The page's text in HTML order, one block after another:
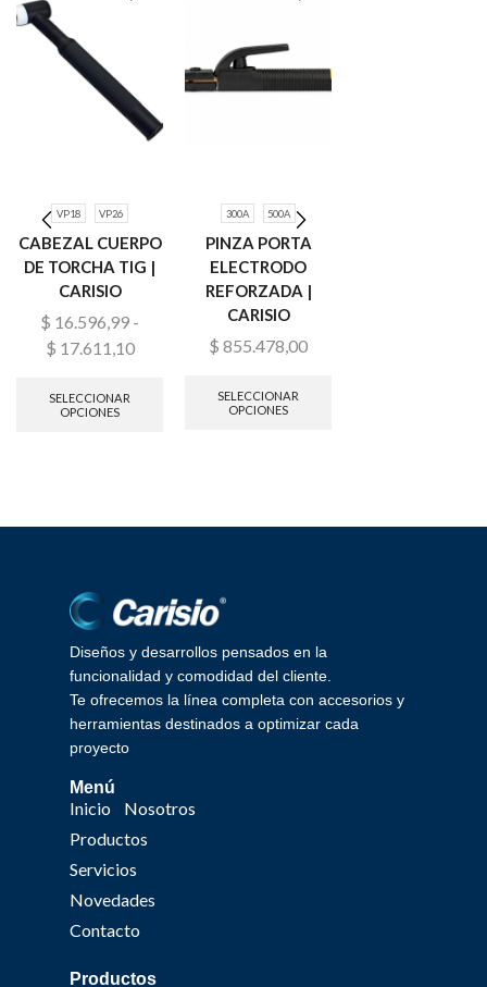
VP18 VP26
CABEZAL CUERPO
DE TORCHA TIG |
CARISIO
$ 16.596,99 -
$ 17.611,10
SELECCIONAR
OPCIONES
300A 500A
PINZA PORTA
ELECTRODO
REFORZADA |
CARISIO
$ 855.478,00
SELECCIONAR
OPCIONES
Diseños y desarrollos pensados en la
funcionalidad y comodidad del cliente.
Te ofrecemos la línea completa con accesorios y
herramientas destinados a optimizar cada
proyecto
Menú
Inicio
Nosotros
Productos
Servicios
Novedades
Contacto
Productos